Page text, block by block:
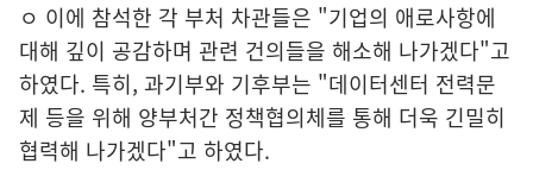
ㅇ 이에 참석한 각 부처 차관들은 "기업의 애로사항에
대해 깊이 공감하며 관련 건의들을 해소해 나가겠다"고
하였다. 특히, 과기부와 기후부는 "데이터센터 전력문
제 등을 위해 양부처간 정책협의체를 통해 더욱 긴밀히
협력해 나가겠다"고 하였다.